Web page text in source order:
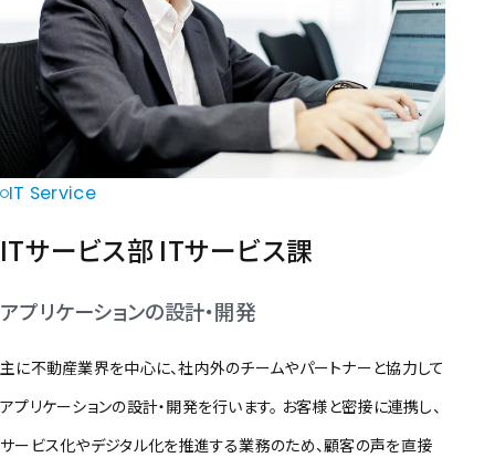
IT Service
ITサービス部 ITサービス課
アプリケーションの設計・開発
主に不動産業界を中心に、社内外のチームやパートナーと協力して
アプリケーションの設計・開発を行います。 お客様と密接に連携し、
サービス化やデジタル化を推進する業務のため、顧客の声を直接